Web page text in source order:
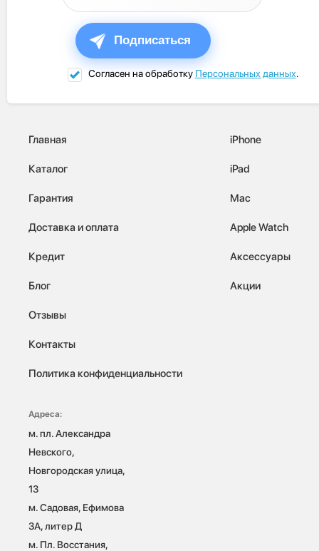
Подписаться
Согласен на обработку Персональных данных.
Главная
Каталог
Гарантия
Доставка и оплата
Кредит
Блог
Отзывы
Контакты
Политика конфиденциальности
iPhone
iPad
Mac
Apple Watch
Аксессуары
Акции
Адреса:
м. пл. Александра
Невского,
Новгородская улица,
13
м. Садовая, Ефимова
3А, литер Д
м. Пл. Восстания,